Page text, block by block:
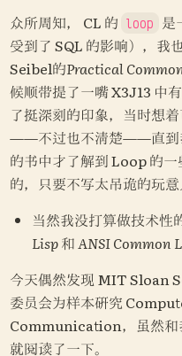
众所周知， CL 的 loop
是
受到了 SQL 的影响），我
Seibel的Practical Common
候顺带提了一嘴 X3J13 中
了挺深刻的印象，当时想
——不过也不清楚——直到
的书中才了解到 Loop 的
的，只要不写太吊诡的玩意
当然我没打算做技术性
Lisp 和 ANSI Common
今天偶然发现 MIT Sloan
委员会为样本研究
Communication，虽然和
就阅读了一下。